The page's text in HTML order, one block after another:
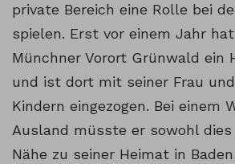
private Bereich eine Rolle bei
spielen. Erst vor einem Jahr
Münchner Vorort Grünwald ein
und ist dort mit seiner Frau
Kindern eingezogen. Bei einem
Ausland müsste er sowohl
Nähe zu seiner Heimat in